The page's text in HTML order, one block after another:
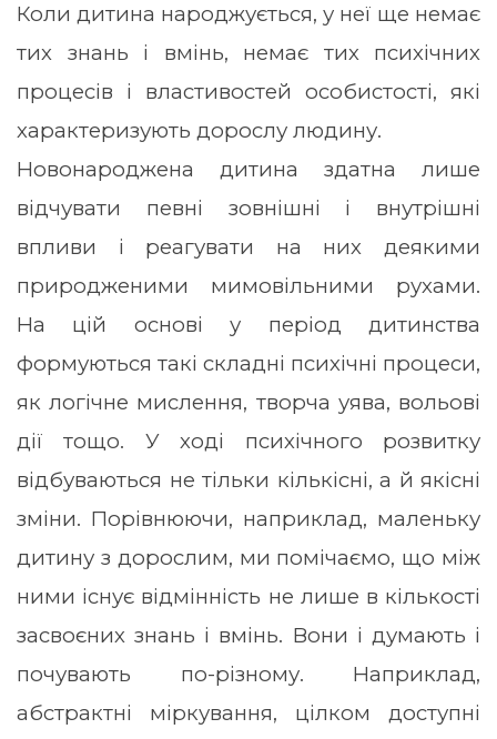
Коли дитина народжується, у неї ще немає
тих знань і вмінь, немає тих психічних
процесів і властивостей особистості, які
характеризують дорослу людину.
Новонароджена дитина здатна лише
відчувати певні зовнішні і внутрішні
впливи і реагувати на них деякими
природженими мимовільними рухами.
На цій основі у період дитинства
формуються такі складні психічні процеси,
як логічне мислення, творча уява, вольові
дії тощо. У ході психічного розвитку
відбуваються не тільки кількісні, а й якісні
зміни. Порівнюючи, наприклад, маленьку
дитину з дорослим, ми помічаємо, що між
ними існує відмінність не лише в кількості
засвоєних знань і вмінь. Вони і думають і
почувають по-різному. Наприклад,
абстрактні міркування, цілком доступні